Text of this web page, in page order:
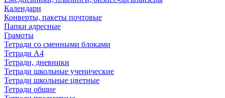
Календари
Конверты, пакеты почтовые
Папки адресные
Грамоты
Тетради со сменными блоками
Тетради А4
Тетради, дневники
Тетради школьные ученические
Тетради школьные цветные
Тетради общие